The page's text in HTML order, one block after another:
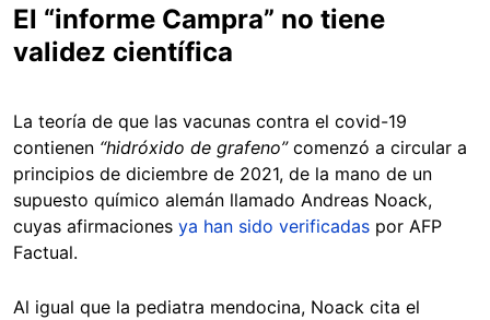
El “informe Campra” no tiene
validez científica
La teoría de que las vacunas contra el covid-19
contienen “hidróxido de grafeno”comenzó a circular a
principios de diciembre de 2021, de la mano de un
supuesto químico alemán llamado Andreas Noack,
cuyas afirmaciones ya han sido verificadas por AFP
Factual.
Al igual que la pediatra mendocina, Noack cita el